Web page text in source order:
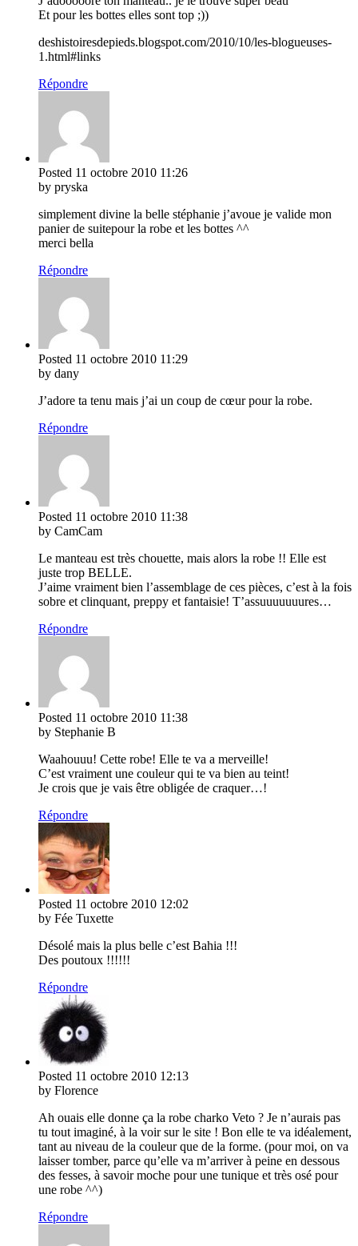
Et pour les bottes elles sont top ;))
deshistoiresdepieds.blogspot.com/2010/10/les-blogueuses-
1.html#links
Répondre
Posted 11 octobre 2010 11:26
by pryska
simplement divine la belle stéphanie j’avoue je valide mon
panier de suitepour la robe et les bottes ^^
merci bella
Répondre
Posted 11 octobre 2010 11:29
by dany
J’adore ta tenu mais j’ai un coup de cœur pour la robe.
Répondre
Posted 11 octobre 2010 11:38
by CamCam
Le manteau est très chouette, mais alors la robe !! Elle est
juste trop BELLE.
J’aime vraiment bien l’assemblage de ces pièces, c’est à la fois
sobre et clinquant, preppy et fantaisie! T’assuuuuuuures…
Répondre
Posted 11 octobre 2010 11:38
by Stephanie B
Waahouuu! Cette robe! Elle te va a merveille!
C’est vraiment une couleur qui te va bien au teint!
Je crois que je vais être obligée de craquer…!
Répondre
Posted 11 octobre 2010 12:02
by Fée Tuxette
Désolé mais la plus belle c’est Bahia !!!
Des poutoux !!!!!!
Répondre
Posted 11 octobre 2010 12:13
by Florence
Ah ouais elle donne ça la robe charko Veto ? Je n’aurais pas
tu tout imaginé, à la voir sur le site ! Bon elle te va idéalement,
tant au niveau de la couleur que de la forme. (pour moi, on va
laisser tomber, parce qu’elle va m’arriver à peine en dessous
des fesses, à savoir moche pour une tunique et très osé pour
une robe ^^)
Répondre